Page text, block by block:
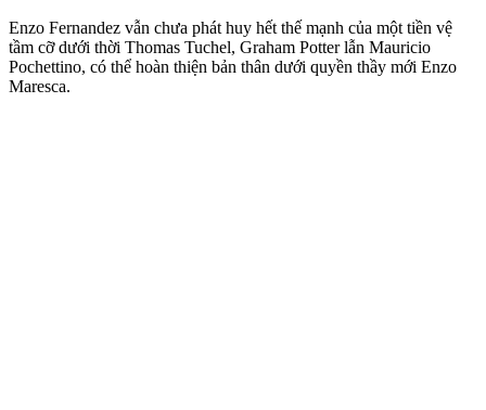
Enzo Fernandez vẫn chưa phát huy hết thế mạnh của một tiền vệ
tầm cỡ dưới thời Thomas Tuchel, Graham Potter lẫn Mauricio
Pochettino, có thể hoàn thiện bản thân dưới quyền thầy mới Enzo
Maresca.